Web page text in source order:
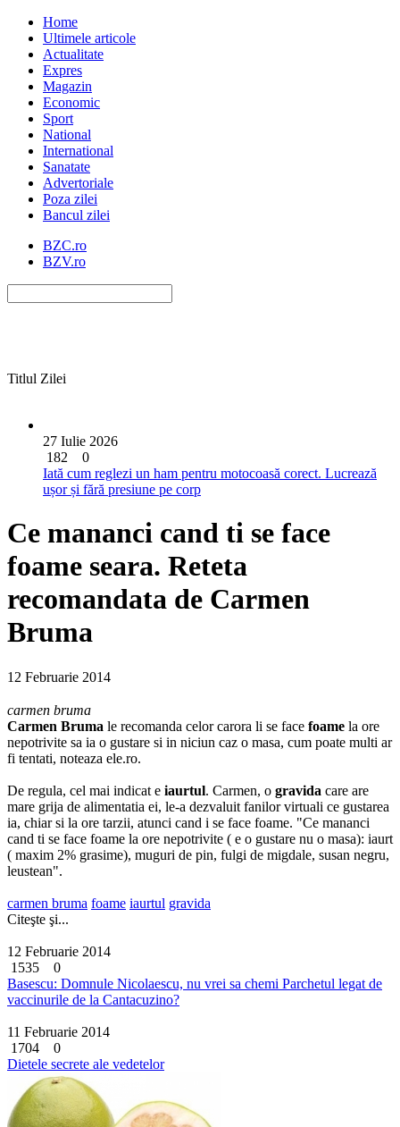
Home
Ultimele articole
Actualitate
Expres
Magazin
Economic
Sport
National
International
Sanatate
Advertoriale
Poza zilei
Bancul zilei
BZC.ro
BZV.ro
Titlul Zilei
27 Iulie 2026
182
0
Iată cum reglezi un ham pentru motocoasă corect. Lucrează
ușor și fără presiune pe corp
Ce mananci cand ti se face
foame seara. Reteta
recomandata de Carmen
Bruma
12 Februarie 2014
carmen bruma
Carmen Bruma le recomanda celor carora li se face foame la ore
nepotrivite sa ia o gustare si in niciun caz o masa, cum poate multi ar
fi tentati, noteaza ele.ro.
De regula, cel mai indicat e iaurtul. Carmen, o gravida care are
mare grija de alimentatia ei, le-a dezvaluit fanilor virtuali ce gustarea
ia, chiar si la ore tarzii, atunci cand i se face foame. "Ce mananci
cand ti se face foame la ore nepotrivite ( e o gustare nu o masa): iaurt
( maxim 2% grasime), muguri de pin, fulgi de migdale, susan negru,
leustean".
carmen bruma foame iaurtul gravida
Citeşte şi...
12 Februarie 2014
1535
0
Basescu: Domnule Nicolaescu, nu vrei sa chemi Parchetul legat de
vaccinurile de la Cantacuzino?
11 Februarie 2014
1704
0
Dietele secrete ale vedetelor